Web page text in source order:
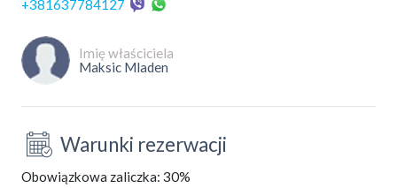
+381637784127
Imię właściciela
Maksic Mladen
Warunki rezerwacji
Obowiązkowa zaliczka: 30%